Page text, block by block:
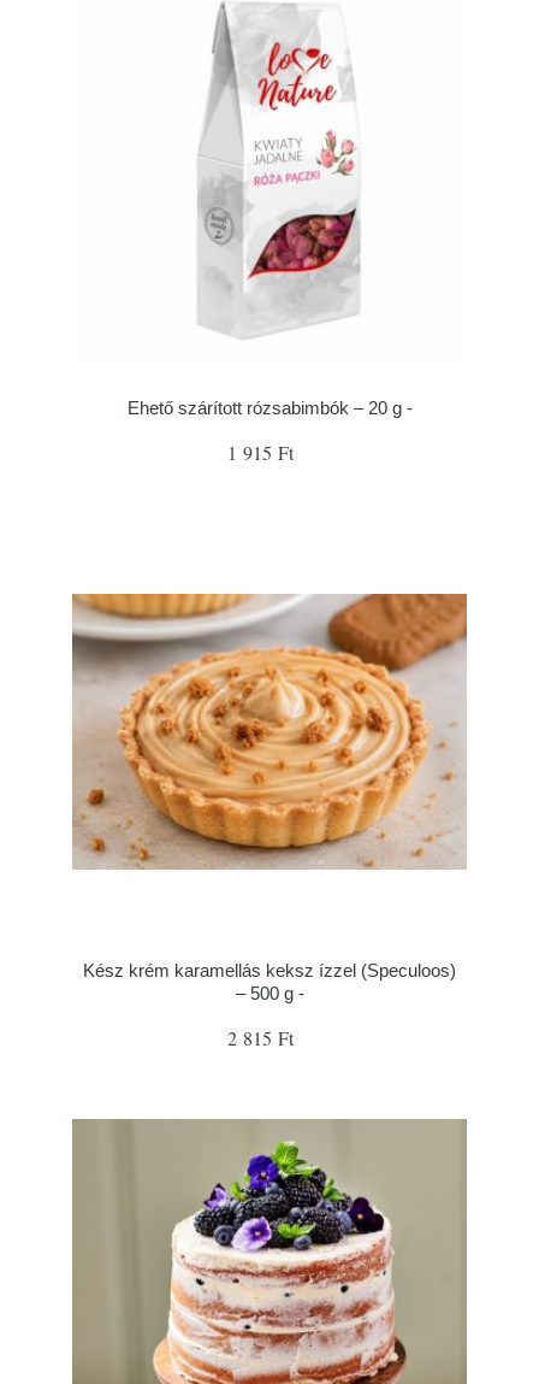
Ehető szárított rózsabimbók – 20 g -
1 915 Ft
Kész krém karamellás keksz ízzel (Speculoos)
– 500 g -
2 815 Ft